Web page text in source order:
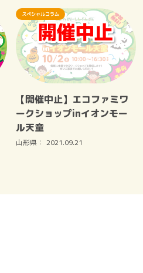
【開催中止】エコファミワ
ークショップinイオンモー
ル天童
山形県： 2021.09.21
スペシャルコラム